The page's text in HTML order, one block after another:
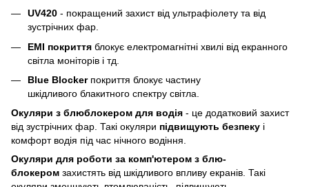
UV420 - покращений захист від ультрафіолету та від
зустрічних фар.
EMI покриття блокує електромагнітні хвилі від екранного
світла моніторів і тд.
Blue Blocker покриття блокує частину
шкідливого блакитного спектру світла.
Окуляри з блюблокером для водія - це додатковий захист
від зустрічних фар. Такі окуляри підвищують безпеку і
комфорт водія під час нічного водіння.
Окуляри для роботи за комп'ютером з блю-
блокером захистять від шкідливого впливу екранів. Такі